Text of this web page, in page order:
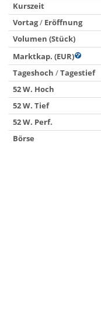
Kurszeit
Vortag/ Eröffnung
Volumen (Stück)
Marktkap. (EUR)
Tageshoch /Tagestief
52 W. Hoch
52 W. Tief
52 W. Perf.
Börse